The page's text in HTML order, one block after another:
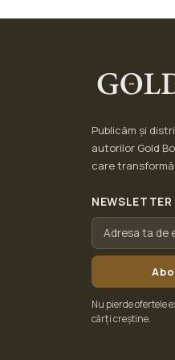
Publicăm și
autorilor Gold
care
NEWSLETTER
Nu pierde ofertele
cărți creștine.